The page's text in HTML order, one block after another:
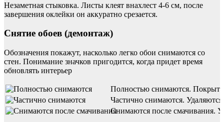
Незаметная стыковка. Листы клеят внахлест 4-6 см, после
завершения оклейки он аккуратно срезается.
Снятие обоев (демонтаж)
Обозначения покажут, насколько легко обои снимаются со
стен. Понимание значков пригодится, когда придет время
обновлять интерьер
Полностью снимаются.
Частично снимаются.
Снимаются после смачивания.